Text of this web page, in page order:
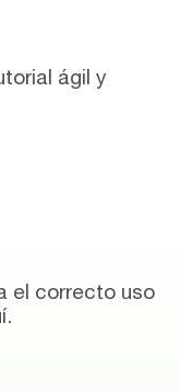
ágil y
el correcto uso